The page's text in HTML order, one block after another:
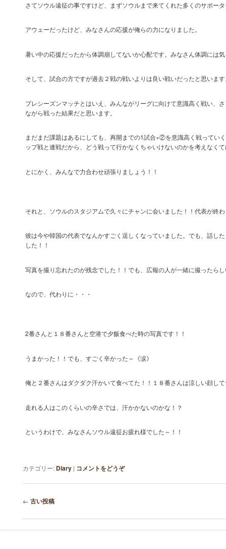
さてソウル遠征の事ですけど、まずソウルまで来てくれた多くのサポー
アウェーだったけど、みなさんの応援が俺らの力になりました。
暑い中の応援だったから体調崩してないか心配です。みなさん体調には
そして、試合の方ですが過去２戦の戦いよりは良い戦いだったと思いま
プレシーズンマッチとはいえ、みんながリーグに向けて意識高く戦い、
ながら戦った結果だと思います。
まだまだ課題はあるにしても、再開までの1試合×②を意識高く戦ってい
ップ戦と連戦だから、どう戦って行かなくちゃいけないのかを考えなく
とにかく、みんなで力合わせ頑張りましょう！！
それと、ソウルのスタジアムで久々にチャンに会いました！！代表が終
彼は今や韓国の代表でなんかすごく逞しくなっていました。でも、話し
した！！
写真を撮り忘れたのが残念でした！！でも、広報の人が一緒に撮ったら
なので、代わりに・・・
2番さんと１８番さんと空港で夕飯食べた時の写真です！！
うまかった！！でも、すごく辛かった～《涙》
俺と２番さんはダクダク汗かいて食べてた！！１８番さんは涼しい顔し
走れる人はこのくらいの辛さでは、汗かかないのかな！？
というわけで、みなさんソウル遠征お疲れ様でした～！！
カテゴリー: Diary | コメントをどうぞ
投稿ナビゲーション
← 古い投稿